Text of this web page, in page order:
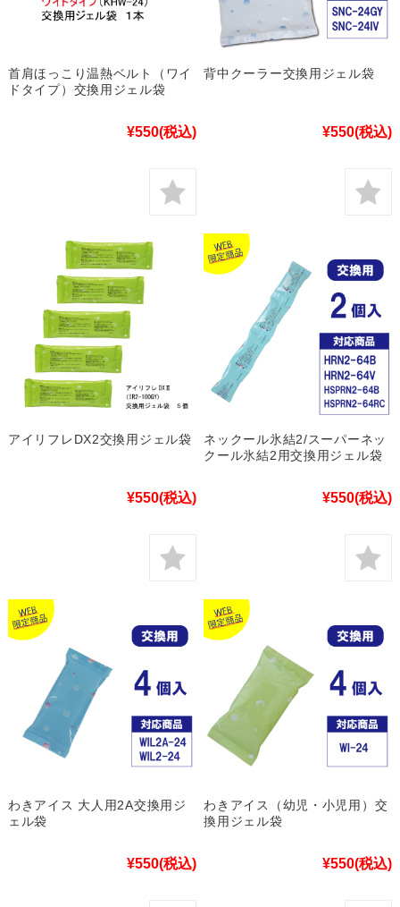
首肩ほっこり温熱ベルト（ワイ
ドタイプ）交換用ジェル袋
¥550(税込)
背中クーラー交換用ジェル袋
¥550(税込)
アイリフレDX2交換用ジェル袋
¥550(税込)
ネックール氷結2/スーパーネッ
クール氷結2用交換用ジェル袋
¥550(税込)
わきアイス 大人用2A交換用ジ
ェル袋
¥550(税込)
わきアイス（幼児・小児用）交
換用ジェル袋
¥550(税込)